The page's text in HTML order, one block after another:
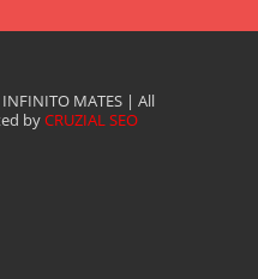
MATES | All
byCRUZIAL SEO